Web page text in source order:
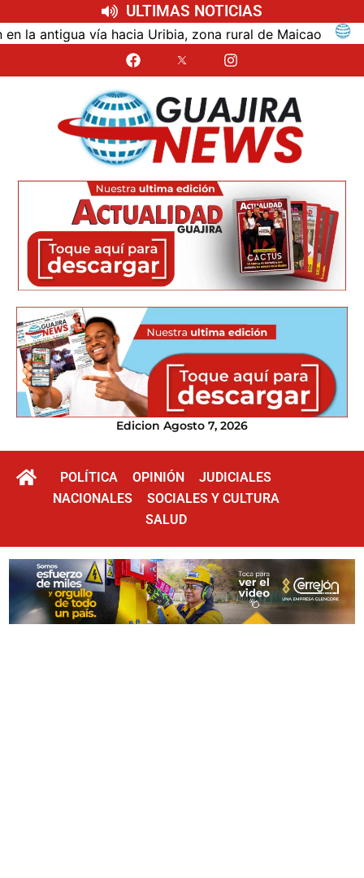
ULTIMAS NOTICIAS
vía hacia Uribia, zona rural de Maicao
Edicion Agosto 7, 2026
POLÍTICA OPINIÓN
JUDICIALES
NACIONALES
SOCIALES Y CULTURA
SALUD